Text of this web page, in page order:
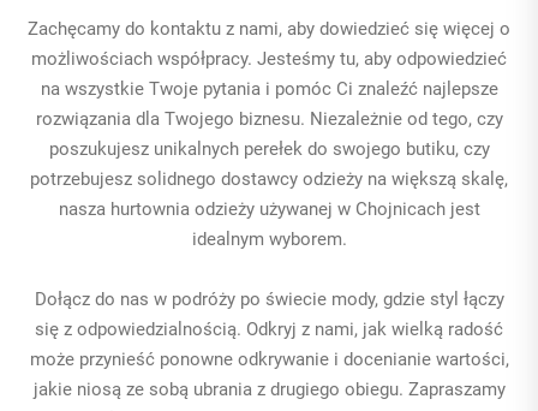
Zachęcamy do kontaktu z nami, aby dowiedzieć się więcej o
możliwościach współpracy. Jesteśmy tu, aby odpowiedzieć
na wszystkie Twoje pytania i pomóc Ci znaleźć najlepsze
rozwiązania dla Twojego biznesu. Niezależnie od tego, czy
poszukujesz unikalnych perełek do swojego butiku, czy
potrzebujesz solidnego dostawcy odzieży na większą skalę,
nasza hurtownia odzieży używanej w Chojnicach jest
idealnym wyborem.
Dołącz do nas w podróży po świecie mody, gdzie styl łączy
się z odpowiedzialnością. Odkryj z nami, jak wielką radość
może przynieść ponowne odkrywanie i docenianie wartości,
jakie niosą ze sobą ubrania z drugiego obiegu. Zapraszamy